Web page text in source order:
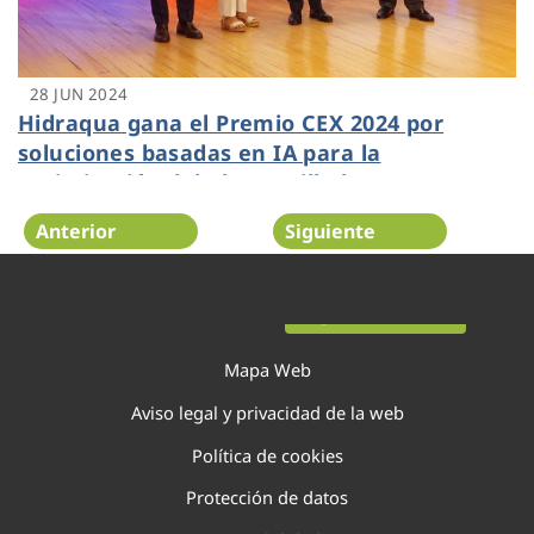
28 JUN 2024
Hidraqua gana el Premio CEX 2024 por
soluciones basadas en IA para la
optimización del alcantarillado
Anterior Siguiente
Mapa Web
Aviso legal y privacidad de la web
Política de cookies
Protección de datos